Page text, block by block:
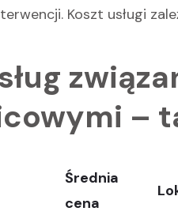
Koszt usługi
–
Średnia
cena